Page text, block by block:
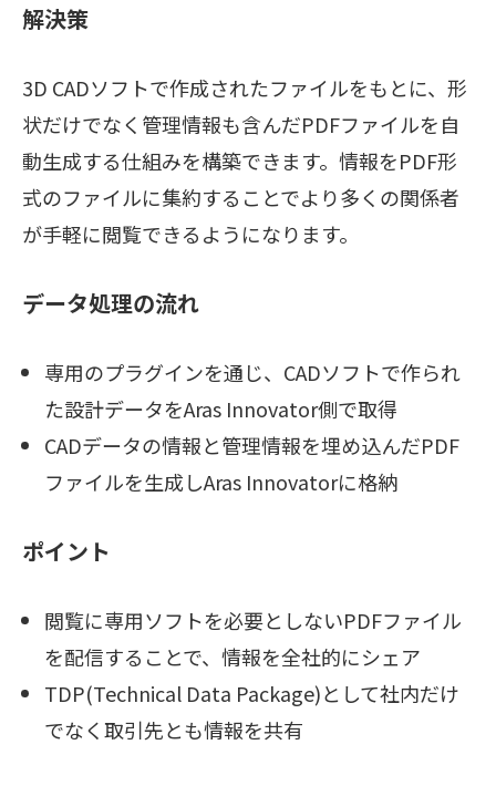
解決策
3D CADソフトで作成されたファイルをもとに、形
状だけでなく管理情報も含んだPDFファイルを自
動生成する仕組みを構築できます。情報をPDF形
式のファイルに集約することでより多くの関係者
が手軽に閲覧できるようになります。
データ処理の流れ
専用のプラグインを通じ、CADソフトで作られ
た設計データをAras Innovator側で取得
CADデータの情報と管理情報を埋め込んだPDF
ファイルを生成しAras Innovatorに格納
ポイント
閲覧に専用ソフトを必要としないPDFファイル
を配信することで、情報を全社的にシェア
TDP(Technical Data Package)として社内だけ
でなく取引先とも情報を共有